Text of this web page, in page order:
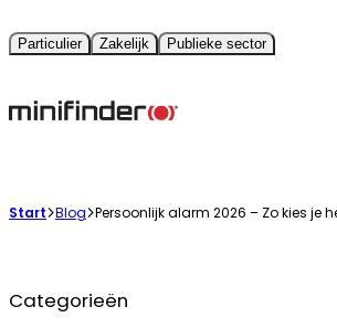
Particulier Zakelijk Publieke sector
Start Blog
Categorieën